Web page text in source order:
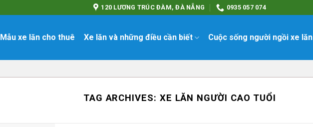
120 LƯƠNG TRÚC ĐÀM, ĐÀ NẴNG 0935 057 074
Mẫu xe lăn cho thuê Xe lăn và những điều cần biết Cuộc sống người ngồi xe lăn
TAG ARCHIVES: XE LĂN NGƯỜI CAO TUỔI